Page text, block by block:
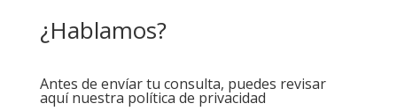
¿Hablamos?
Antes de envíar tu consulta, puedes revisar
aquí nuestra política de privacidad